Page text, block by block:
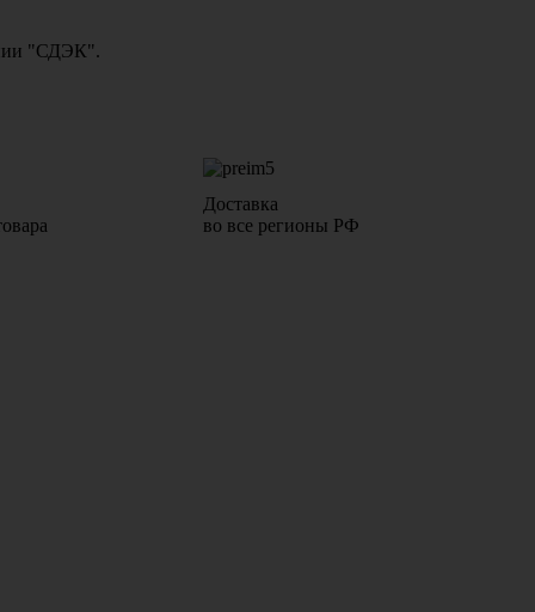
"СДЭК".
Доставка
во все регионы РФ